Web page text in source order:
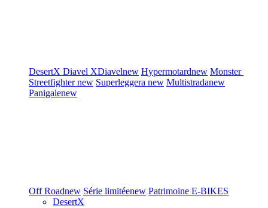
DesertX Diavel XDiavelnew Hypermotardnew Monster
Streetfighternew Superleggera new Multistradanew
Panigalenew
Off Roadnew Série limitéenew Patrimoine E-BIKES
DesertX